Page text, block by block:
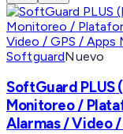
SoftguardNuevo
SoftGuard PLUS
Monitoreo /
Alarmas / Video /